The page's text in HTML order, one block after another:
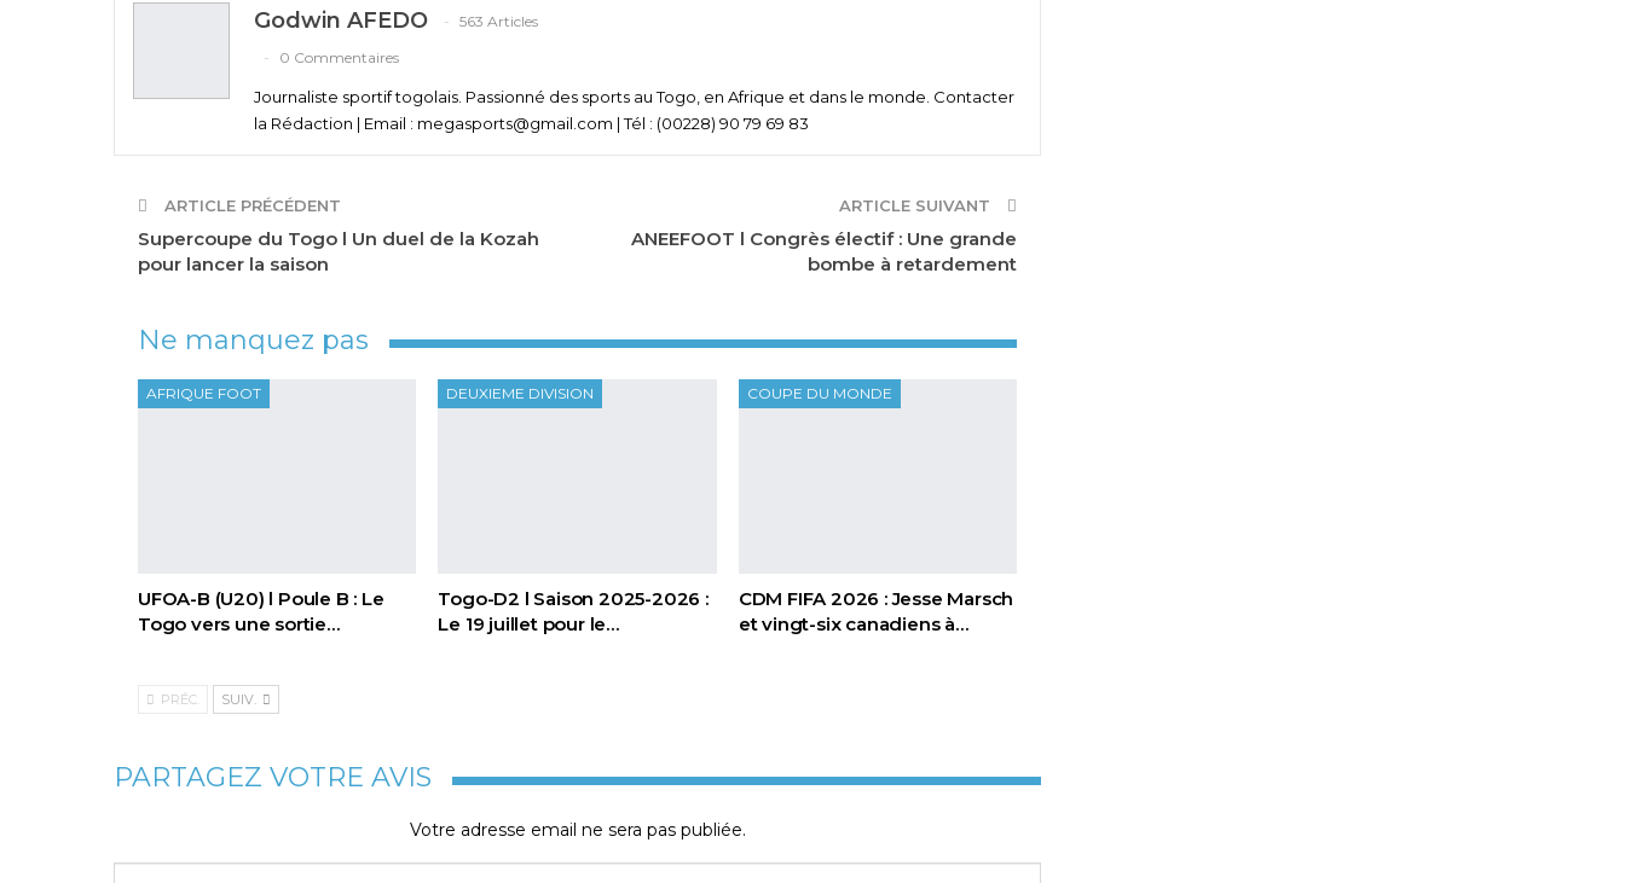
Godwin AFEDO
563 Articles
0 Commentaires
Journaliste sportif togolais. Passionné des sports au Togo, en Afrique et dans le monde. Contacter
la Rédaction | Email : megasports@gmail.com | Tél : (00228) 90 79 69 83
ARTICLE PRÉCÉDENT
Supercoupe du Togo l Un duel de la Kozah
pour lancer la saison
ARTICLE SUIVANT
ANEEFOOT l Congrès électif : Une grande
bombe à retardement
Ne manquez pas
AFRIQUE FOOT
UFOA-B (U20) l Poule B : Le
Togo vers une sortie…
DEUXIEME DIVISION
Togo-D2 l Saison 2025-2026 :
Le 19 juillet pour le…
COUPE DU MONDE
CDM FIFA 2026 : Jesse Marsch
et vingt-six canadiens à…
PRÉC. SUIV.
PARTAGEZ VOTRE AVIS
Votre adresse email ne sera pas publiée.